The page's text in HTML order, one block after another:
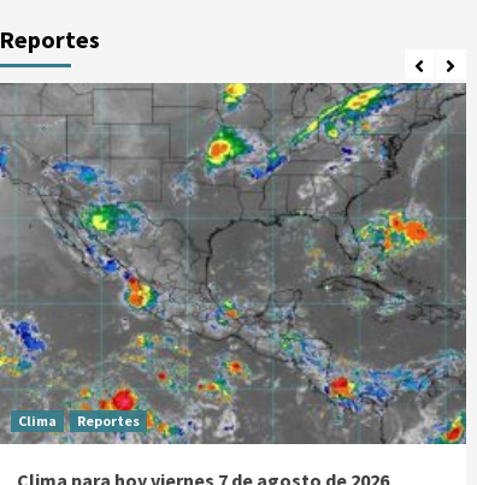
Reportes
Clima Reportes
Clima para hoy viernes 7 de agosto de 2026